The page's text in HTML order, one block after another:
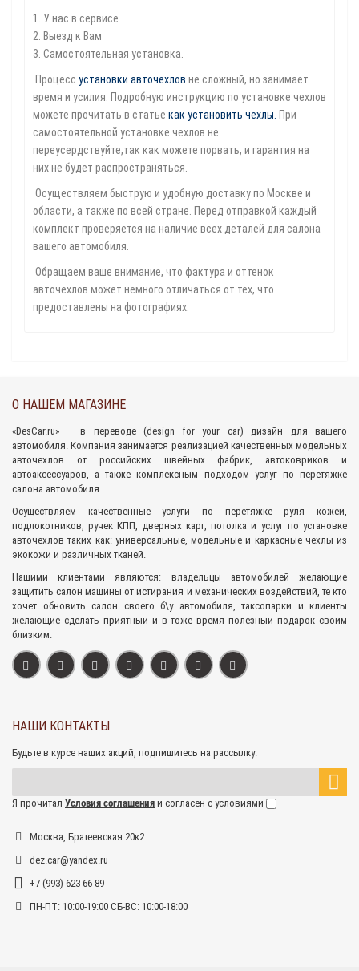
1. У нас в сервисе
2. Выезд к Вам
3. Самостоятельная установка.
Процесс установки авточехлов не сложный, но занимает
время и усилия. Подробную инструкцию по установке чехлов
можете прочитать в статье как установить чехлы При
самостоятельной установке чехлов не
переусердствуйте,так как можете порвать, и гарантия на
них не будет распространяться.
Осуществляем быструю и удобную доставку по Москве и
области, а также по всей стране. Перед отправкой каждый
комплект проверяется на наличие всех деталей для салона
вашего автомобиля.
Обращаем ваше внимание, что фактура и оттенок
авточехлов может немного отличаться от тех, что
предоставлены на фотографиях.
О НАШЕМ МАГАЗИНЕ
«DesCar.ru» – в переводе (design for your car) дизайн для вашего
автомобиля. Компания занимается реализацией качественных модельных
авточехлов от российских швейных фабрик, автоковриков и
автоаксессуаров, а также комплексным подходом услуг по перетяжке
салона автомобиля.
Осуществляем качественные услуги по перетяжке руля кожей,
подлокотников, ручек КПП, дверных карт, потолка и услуг по установке
авточехлов таких как: универсальные, модельные и каркасные чехлы из
экокожи и различных тканей.
Нашими клиентами являются: владельцы автомобилей желающие
защитить салон машины от истирания и механических воздействий, те кто
хочет обновить салон своего б\у автомобиля, таксопарки и клиенты
желающие сделать приятный и в тоже время полезный подарок своим
близким.
НАШИ КОНТАКТЫ
Будьте в курсе наших акций, подпишитесь на рассылку:
Я прочитал Условия соглашения и согласен с условиями
Москва, Братеевская 20к2
dez.car@yandex.ru
+7 (993) 623-66-89
ПН-ПТ: 10:00-19:00 СБ-ВС: 10:00-18:00